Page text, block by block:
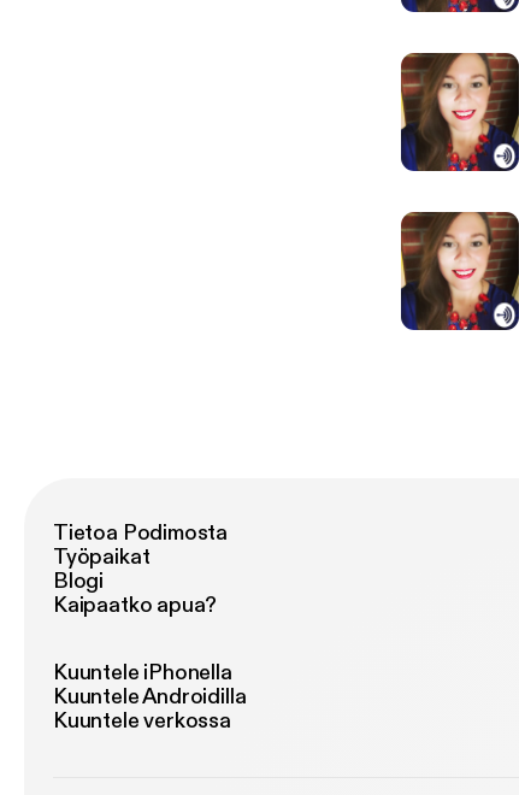
Tietoa Podimosta
Työpaikat
Blogi
Kaipaatko apua?
Kuuntele iPhonella
Kuuntele Androidilla
Kuuntele verkossa